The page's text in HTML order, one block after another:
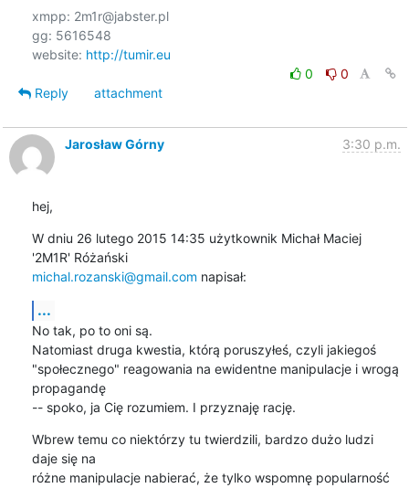
xmpp: 2m1r@jabster.pl
gg: 5616548
website: http://tumir.eu
0
0
Reply
attachment
Jarosław Górny 3:30 p.m.
hej,
W dniu 26 lutego 2015 14:35 użytkownik Michał Maciej
'2M1R' Różański
michal.rozanski@gmail.com napisał:
...
No tak, po to oni są.
Natomiast druga kwestia, którą poruszyłeś, czyli jakiegoś
"społecznego" reagowania na ewidentne manipulacje i wrogą
propagandę
-- spoko, ja Cię rozumiem. I przyznaję rację.
Wbrew temu co niektórzy tu twierdzili, bardzo dużo ludzi
daje się na
różne manipulacje nabierać, że tylko wspomnę popularność